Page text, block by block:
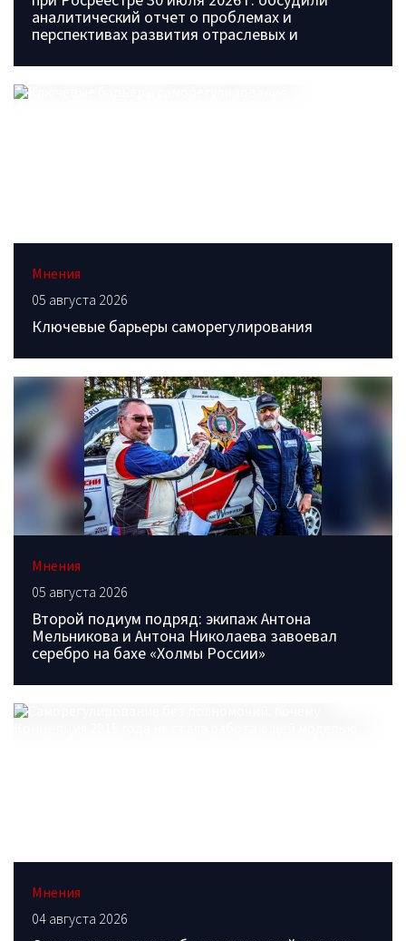
аналитический отчет о проблемах и
перспективах развития отраслевых и
Мнения
05 августа 2026
Ключевые барьеры саморегулирования
Мнения
05 августа 2026
Второй подиум подряд: экипаж Антона
Мельникова и Антона Николаева завоевал
серебро на бахе «Холмы России»
Мнения
04 августа 2026